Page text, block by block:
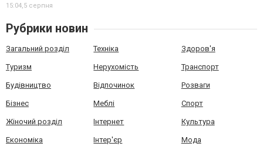
15:04,5 серпня
Рубрики новин
Загальний розділ Техніка Здоров'я
Туризм Нерухомість Транспорт
Будівництво Відпочинок Розваги
Бізнес Меблі Спорт
Жіночий розділ Інтернет Культура
Економіка Інтер'єр Мода